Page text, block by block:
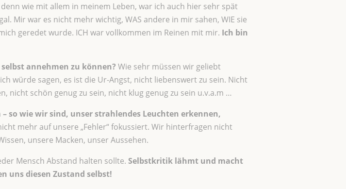
wie mit allem in meinem Leben, war ich auch hier sehr spät
Mir war es nicht mehr wichtig, WAS andere in mir sahen, WIE sie
geredet wurde. ICH war vollkommen im Reinen mit mir. Ich bin
annehmen zu können? Wie sehr müssen wir geliebt
würde sagen, es ist die Ur-Angst, nicht liebenswert zu sein. Nicht
nicht schön genug zu sein, nicht klug genug zu sein u.v.a.m …
so wie wir sind, unser strahlendes Leuchten erkennen,
mehr auf unsere „Fehler“ fokussiert. Wir hinterfragen nicht
unsere Macken, unser Aussehen.
Mensch Abstand halten sollte. Selbstkritik lähmt und macht
uns diesen Zustand selbst!